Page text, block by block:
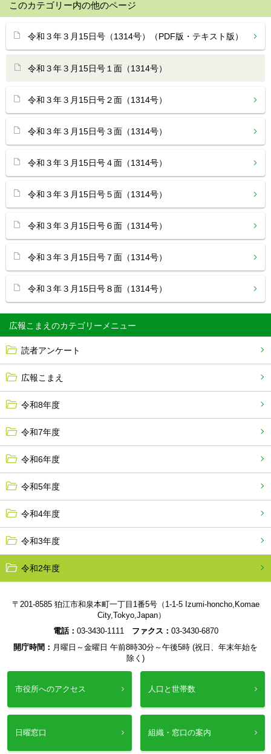
広報こまえ
読者アンケート
広報こまえ
令和8年度
令和7年度
令和6年度
令和5年度
令和4年度
令和3年度
令和2年度
このカテゴリー内の他のページ
令和３年３月15日号（1314号）（PDF版・テキスト版）
令和３年３月15日号１面（1314号）
令和３年３月15日号２面（1314号）
令和３年３月15日号３面（1314号）
令和３年３月15日号４面（1314号）
令和３年３月15日号５面（1314号）
令和３年３月15日号６面（1314号）
令和３年３月15日号７面（1314号）
令和３年３月15日号８面（1314号）
〒201-8585 狛江市和泉本町一丁目1番5号（1-1-5 Izumi-honcho,Komae
City,Tokyo,Japan）
電話： 03-3430-1111 ファクス： 03-3430-6870
開庁時間： 月曜日～金曜日 午前8時30分～午後5時 (祝日、年末年始を
除く)
市役所へのアクセス 人口と世帯数
日曜窓口 組織・窓口の案内